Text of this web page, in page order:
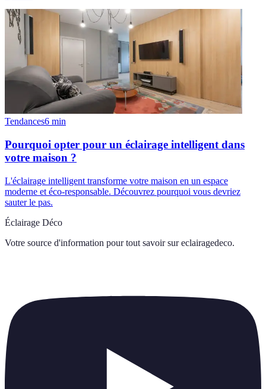
Tendances6 min
Pourquoi opter pour un éclairage intelligent dans
votre maison ?
L'éclairage intelligent transforme votre maison en un espace
moderne et éco-responsable. Découvrez pourquoi vous devriez
sauter le pas.
Éclairage Déco
Votre source d'information pour tout savoir sur eclairagedeco.